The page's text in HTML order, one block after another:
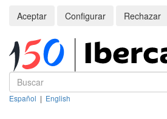
Aceptar
Configurar
Rechazar
Español | English